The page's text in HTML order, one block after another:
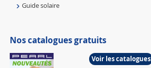
Guide solaire
Nos catalogues gratuits
Voir les catalogues